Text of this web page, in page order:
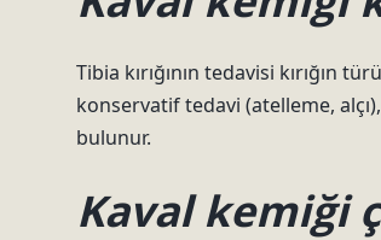
Tibia kırığının tedavisi kırığın
konservatif tedavi (atelleme,
bulunur.
Kaval kemiği